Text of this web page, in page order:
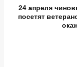
24 апреля
посетят